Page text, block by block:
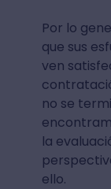
Por lo
que sus
ven
no se
la
ello.